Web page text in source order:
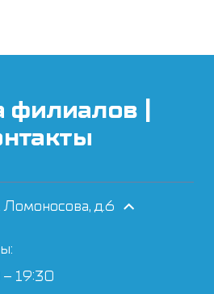
филиалов |
Ломоносова, д.6
19:30